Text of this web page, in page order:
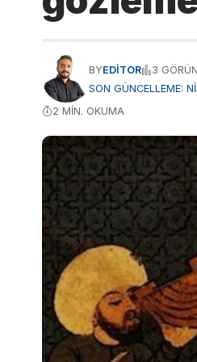
SON GÜNCELLEME:
BYEDITOR 3
2 MIN. OKUMA